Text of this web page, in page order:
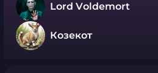
Lord Vоldеmort
Козекот